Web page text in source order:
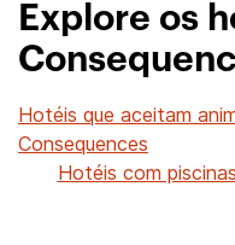
Explore os
Hotéis que aceitam
Consequences
Hotéis com